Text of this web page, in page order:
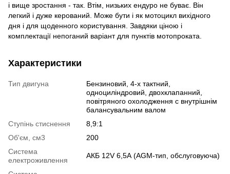
і вище зростання - так. Втім, низьких ендуро не буває. Він
легкий і дуже керований. Може бути і як мотоцикл вихідного
дня і для щоденного користування. Завдяки ціною і
комплектації непоганий варіант для пунктів мотопроката.
Характеристики
Тип двигуна
Бензиновий, 4-х тактний,
одноциліндровий, двохклапанний,
повітряного охолодження c внутрішнім
балансувальним валом
Ступінь стиснення
8,9:1
Об'єм, см3
200
Система
електроживлення
АКБ 12V 6,5А (AGM-тип, обслуговуюча)